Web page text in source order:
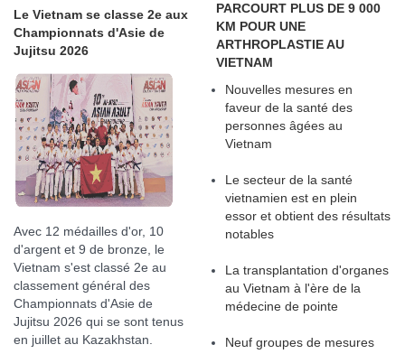
Le Vietnam se classe 2e aux
Championnats d'Asie de
Jujitsu 2026
Avec 12 médailles d'or, 10
d'argent et 9 de bronze, le
Vietnam s'est classé 2e au
classement général des
Championnats d'Asie de
Jujitsu 2026 qui se sont tenus
en juillet au Kazakhstan.
PARCOURT PLUS DE 9 000
KM POUR UNE
ARTHROPLASTIE AU
VIETNAM
Nouvelles mesures en
faveur de la santé des
personnes âgées au
Vietnam
Le secteur de la santé
vietnamien est en plein
essor et obtient des résultats
notables
La transplantation d'organes
au Vietnam à l'ère de la
médecine de pointe
Neuf groupes de mesures